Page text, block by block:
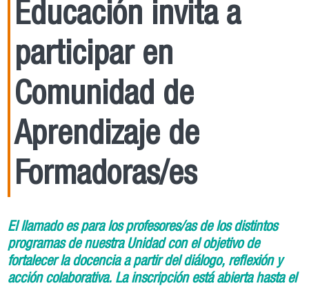
Educación invita a
participar en
Comunidad de
Aprendizaje de
Formadoras/es
El llamado es para los profesores/as de los distintos
programas de nuestra Unidad con el objetivo de
fortalecer la docencia a partir del diálogo, reflexión y
acción colaborativa. La inscripción está abierta hasta el